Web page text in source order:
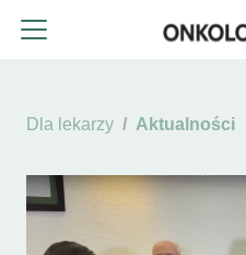
Dla lekarzy Aktualności